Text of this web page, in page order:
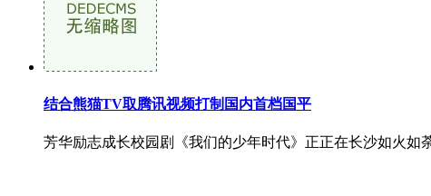
结合熊猫TV取腾讯视频打制国内首档国平
芳华励志成长校园剧《我们的少年时代》正正在长沙如火